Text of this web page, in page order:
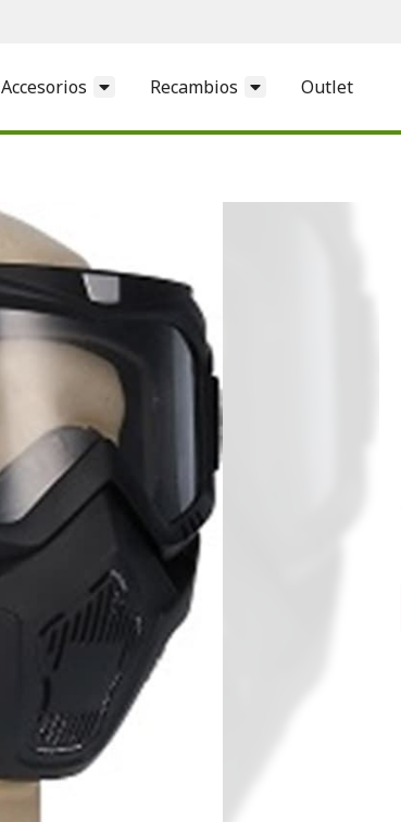
Accesorios Recambios Outlet